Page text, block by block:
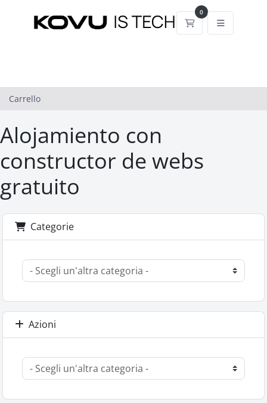
0
Carrello
Carrello
Alojamiento con
constructor de webs
gratuito
Categorie
Azioni